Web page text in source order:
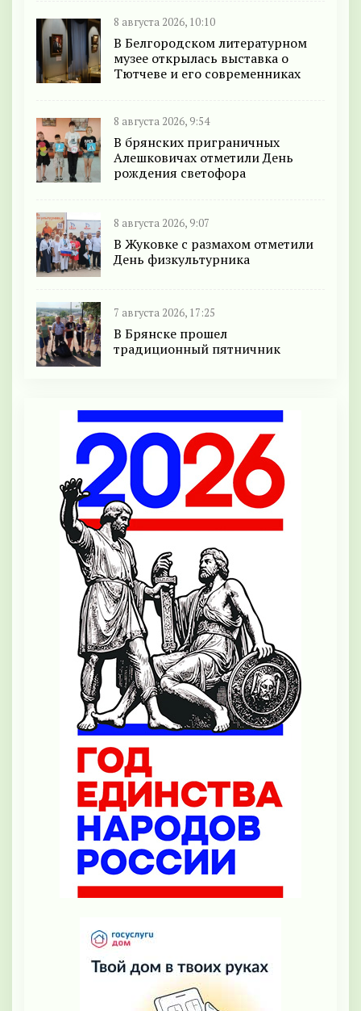
8 августа 2026, 10:10
В Белгородском литературном
музее открылась выставка о
Тютчеве и его современниках
8 августа 2026, 9:54
В брянских приграничных
Алешковичах отметили День
рождения светофора
8 августа 2026, 9:07
В Жуковке с размахом отметили
День физкультурника
7 августа 2026, 17:25
В Брянске прошел
традиционный пятничник